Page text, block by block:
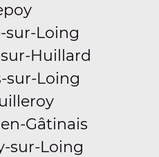
sur-Loing
Huillard
sur-Loing
Gâtinais
sur-Loing